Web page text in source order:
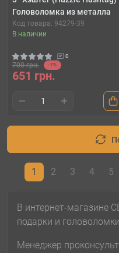
Головоломка из металла
Код товара: 94279-39
В наличии
0
700 грн. -7%
651 грн.
1 2 3 4 5
В интернет-магазине
подарки и
Менеджер